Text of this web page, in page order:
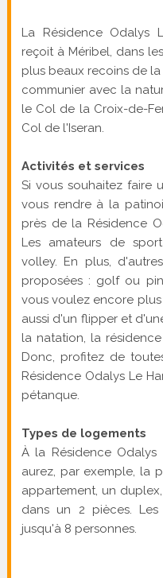
La Résidence Odalys
reçoit à Méribel, dans
plus beaux recoins de
communier avec la
le Col de la Croix-de-
Col de l'Iseran.
Activités et services
Si vous souhaitez faire
vous rendre à la
près de la Résidence
Les amateurs de
volley. En plus,
proposées : golf ou
vous voulez encore
aussi d'un flipper et
la natation, la
Donc, profitez de
Résidence Odalys Le
pétanque.
Types de logements
À la Résidence
aurez, par exemple, la
appartement, un
dans un 2 pièces.
jusqu'à 8 personnes.